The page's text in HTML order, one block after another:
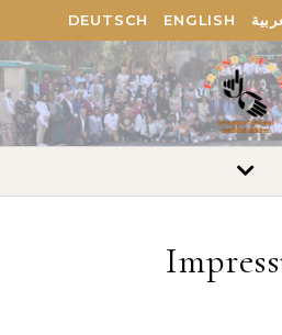
DEUTSCH ENGLISH